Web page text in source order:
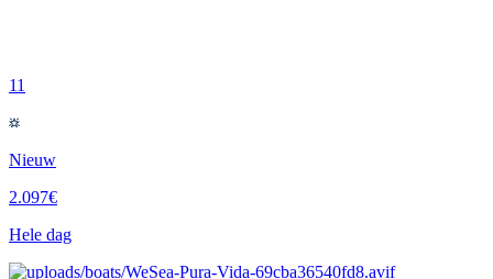
11
Nieuw
2.097€
Hele dag